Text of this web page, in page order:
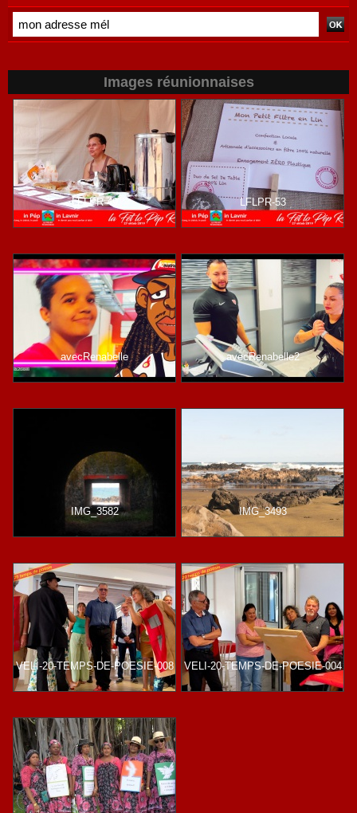
Socialiste
Images réunionnaises
LFLPR-49 LFLPR-53
avecRenabelle avecRenabelle2
IMG_3582 IMG_3493
VELI-20-TEMPS-DE-POESIE-008 VELI-20-TEMPS-DE-POESIE-004